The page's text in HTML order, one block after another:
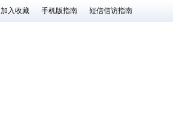
加入收藏 手机版指南 短信信访指南